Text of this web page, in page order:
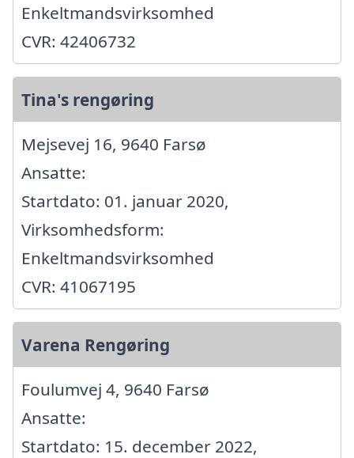
Enkeltmandsvirksomhed
CVR: 42406732
Tina's rengøring
Mejsevej 16, 9640 Farsø
Ansatte:
Startdato: 01. januar 2020,
Virksomhedsform:
Enkeltmandsvirksomhed
CVR: 41067195
Varena Rengøring
Foulumvej 4, 9640 Farsø
Ansatte:
Startdato: 15. december 2022,